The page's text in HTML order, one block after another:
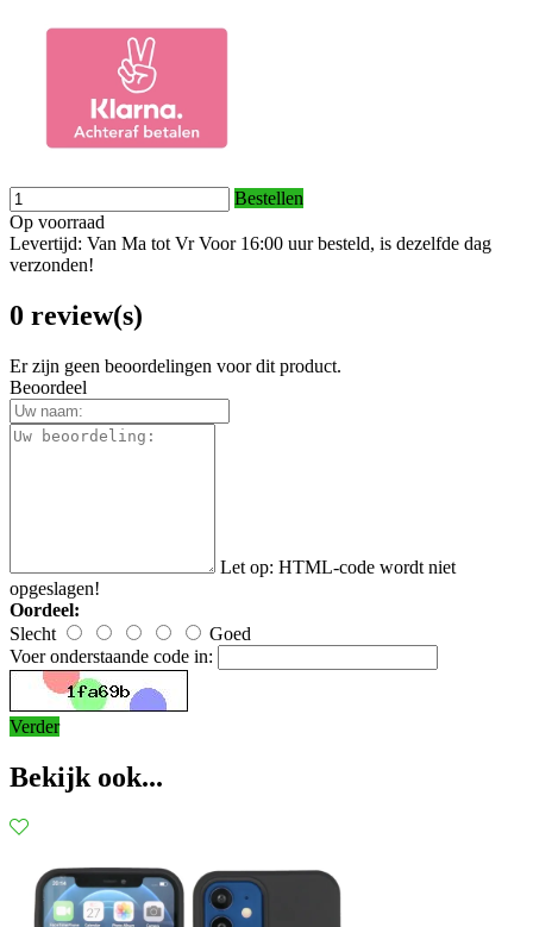
Bestellen
Op voorraad
Levertijd: Van Ma tot Vr Voor 16:00 uur besteld, is dezelfde dag
verzonden!
0 review(s)
Er zijn geen beoordelingen voor dit product.
Beoordeel
Let op: HTML-code wordt niet
opgeslagen!
Oordeel:
Slecht
Goed
Voer onderstaande code in:
Verder
Bekijk ook...